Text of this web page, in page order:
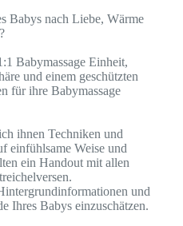
Babys nach Liebe, Wärme
Babymassage Einheit,
und einem geschützten
für ihre Babymassage
ihnen Techniken und
einfühlsame Weise und
ein Handout mit allen
und
Ihres Babys einzuschätzen.